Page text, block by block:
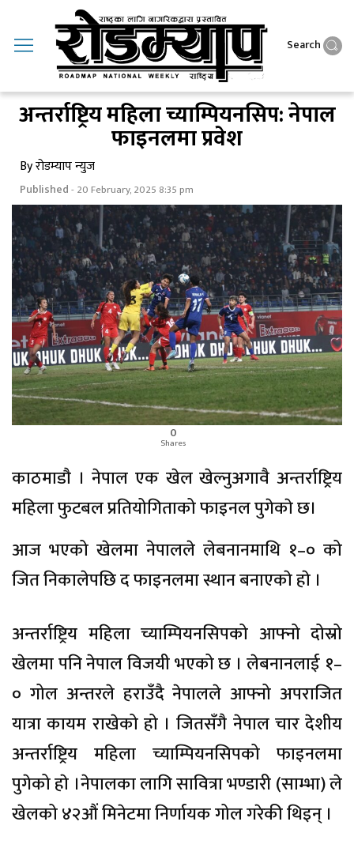
Search
अन्तर्राष्ट्रिय महिला च्याम्पियनसिप: नेपाल
फाइनलमा प्रवेश
By रोडम्याप न्युज
Published- 20 February, 2025 8:35 pm
0
Shares
काठमाडाै । नेपाल एक खेल खेल्नुअगावै अन्तर्राष्ट्रिय
महिला फुटबल प्रतियोगिताको फाइनल पुगेकाे छ।
आज भएको खेलमा नेपालले लेबनानमाथि १–० को
जित निकालेपछि द फाइनलमा स्थान बनाएकाे हाे ।
अन्तर्राष्ट्रिय महिला च्याम्पियनसिपको आफ्नो दोस्रो
खेलमा पनि नेपाल विजयी भएको छ । लेबनानलाई १–
० गोल अन्तरले हराउँदै नेपालले आफ्नो अपराजित
यात्रा कायम राखेको हो । जितसँगै नेपाल चार देशीय
अन्तर्राष्ट्रिय महिला च्याम्पियनसिपको फाइनलमा
पुगेको हाे ।नेपालका लागि सावित्रा भण्डारी (साम्भा) ले
खेलको ४२औं मिनेटमा निर्णायक गोल गरेकी थिइन् ।